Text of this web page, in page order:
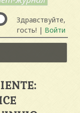
Здравствуйте,
гость! | Войти